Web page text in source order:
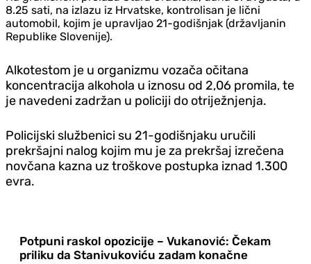
8.25 sati, na izlazu iz Hrvatske, kontrolisan je lični
automobil, kojim je upravljao 21-godišnjak (državljanin
Republike Slovenije).
Alkotestom je u organizmu vozača očitana
koncentracija alkohola u iznosu od 2,06 promila, te
je navedeni zadržan u policiji do otriježnjenja.
Policijski službenici su 21-godišnjaku uručili
prekršajni nalog kojim mu je za prekršaj izrečena
novčana kazna uz troškove postupka iznad 1.300
evra.
Potpuni raskol opozicije – Vukanović: Čekam
priliku da Stanivukoviću zadam konačne